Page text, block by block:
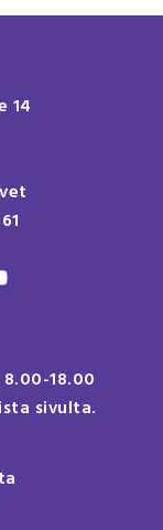
14
18.00
sivulta.